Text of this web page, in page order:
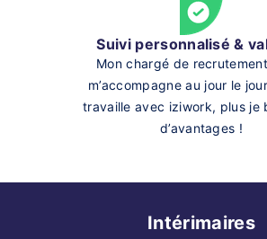
Suivi personnalisé &
Mon chargé de
m’accompagne au jour le
travaille avec iziwork, plus je
d’avantages !
Intérimaires